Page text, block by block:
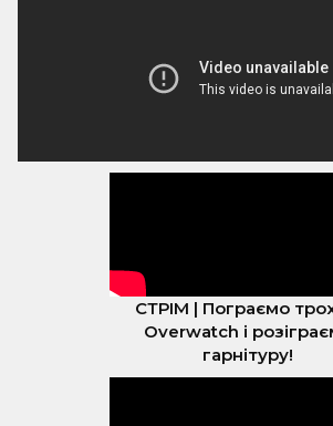
СТРІМ | Пограємо
Overwatch і
гарнітуру!